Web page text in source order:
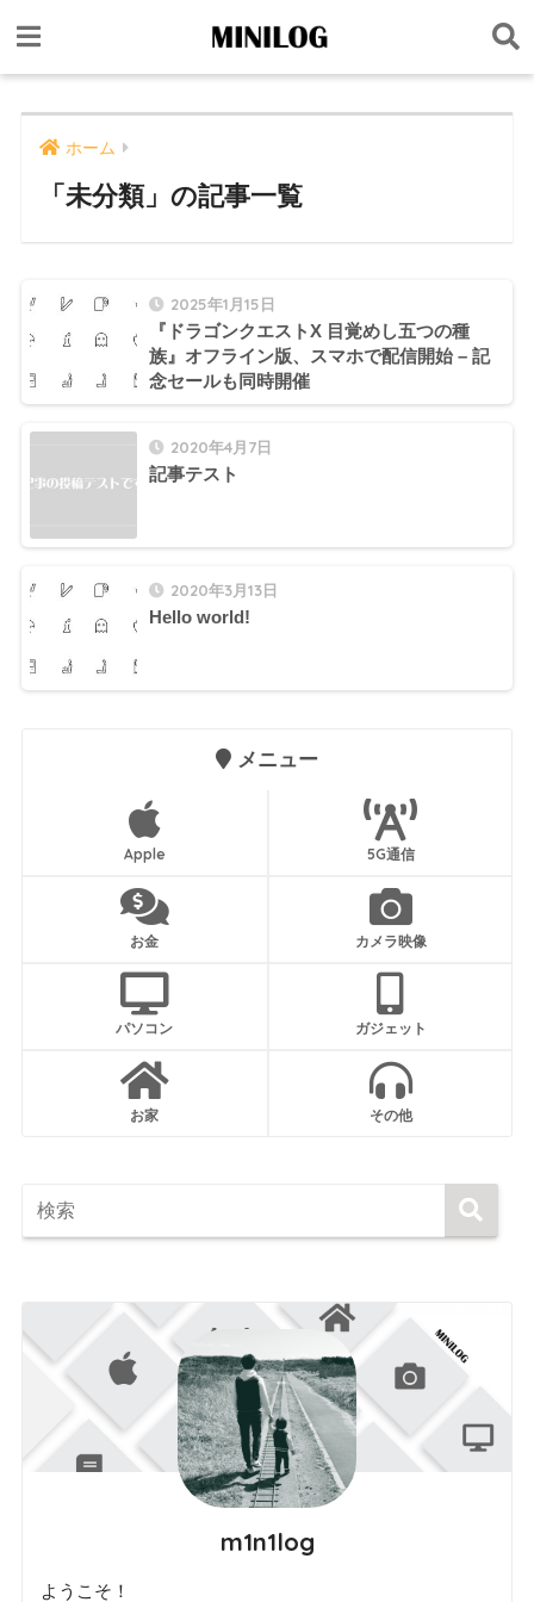
ホーム
「未分類」の記事一覧
2025年1月15日
『ドラゴンクエストX 目覚めし五つの種
族』オフライン版、スマホで配信開始 – 記
念セールも同時開催
2020年4月7日
記事テスト
2020年3月13日
Hello world!
メニュー
Apple 5G通信
お金 カメラ映像
パソコン ガジェット
お家 その他
m1n1log
ようこそ！